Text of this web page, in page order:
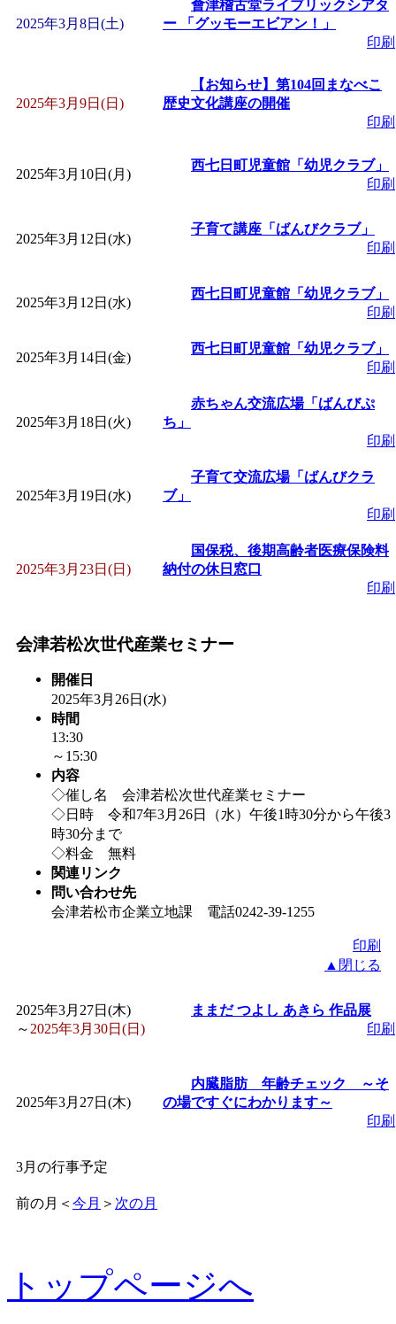
間：2026/07/13～2026/
間：2026/08/10～2026/
「赤ちゃん子育て講
「赤ちゃん子育て講
付期間：2026/08/10～
「まだまだ暑い！コ
レクリエーション
」 受付期
「皆鶴姫のこびる塾
」 受付期間：～
子育て交流広場「
間：2026/08/10～2026/
「赤ちゃん交流広場
間：2026/08/10～
「みなづる号乗車体
de 健康づくり」」 受
「堂島地区歴史ウオ
す」 受付期間：～
みなづる号乗車体
de 健康づくり」」 受
皆鶴姫のこびる塾
～」 受付期間：～
「みなづる号乗車体
de 健康づくり」
2025年3月8日(土)
會津稽古堂ライブリックシアタ
ー 「グッモーエビアン！」
印刷
2025年3月9日(日)
【お知らせ】第104回まなべこ
歴史文化講座の開催
印刷
2025年3月10日(月)
西七日町児童館「幼児クラブ」
印刷
2025年3月12日(水)
子育て講座「ばんびクラブ」
印刷
2025年3月12日(水)
西七日町児童館「幼児クラブ」
印刷
2025年3月14日(金)
西七日町児童館「幼児クラブ」
印刷
2025年3月18日(火)
赤ちゃん交流広場「ばんびぷ
ち」
印刷
2025年3月19日(水)
子育て交流広場「ばんびクラ
ブ」
印刷
2025年3月23日(日)
国保税、後期高齢者医療保険料
納付の休日窓口
印刷
会津若松次世代産業セミナー
開催日
2025年3月26日(水)
時間
13:30
～15:30
内容
◇催し名 会津若松次世代産業セミナー
◇日時 令和7年3月26日（水）午後1時30分から午後3
時30分まで
◇料金 無料
関連リンク
問い合わせ先
会津若松市企業立地課 電話0242-39-1255
印刷
▲閉じる
2025年3月27日(木)
～ 2025年3月30日(日)
ままだ つよし あきら 作品展
印刷
2025年3月27日(木)
内臓脂肪 年齢チェック ～そ
の場ですぐにわかります～
印刷
3月の行事予定
前の月 ＜ 今月 ＞ 次の月
トップページへ